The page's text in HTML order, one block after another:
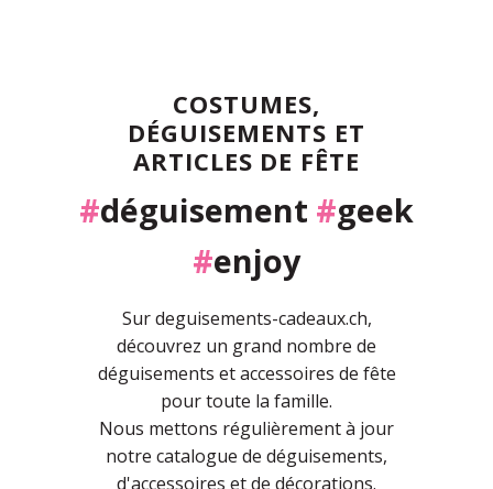
COSTUMES,
DÉGUISEMENTS ET
ARTICLES DE FÊTE
#déguisement #geek
#enjoy
Sur deguisements-cadeaux.ch,
découvrez un grand nombre de
déguisements et accessoires de fête
pour toute la famille.
Nous mettons régulièrement à jour
notre catalogue de déguisements,
d'accessoires et de décorations.